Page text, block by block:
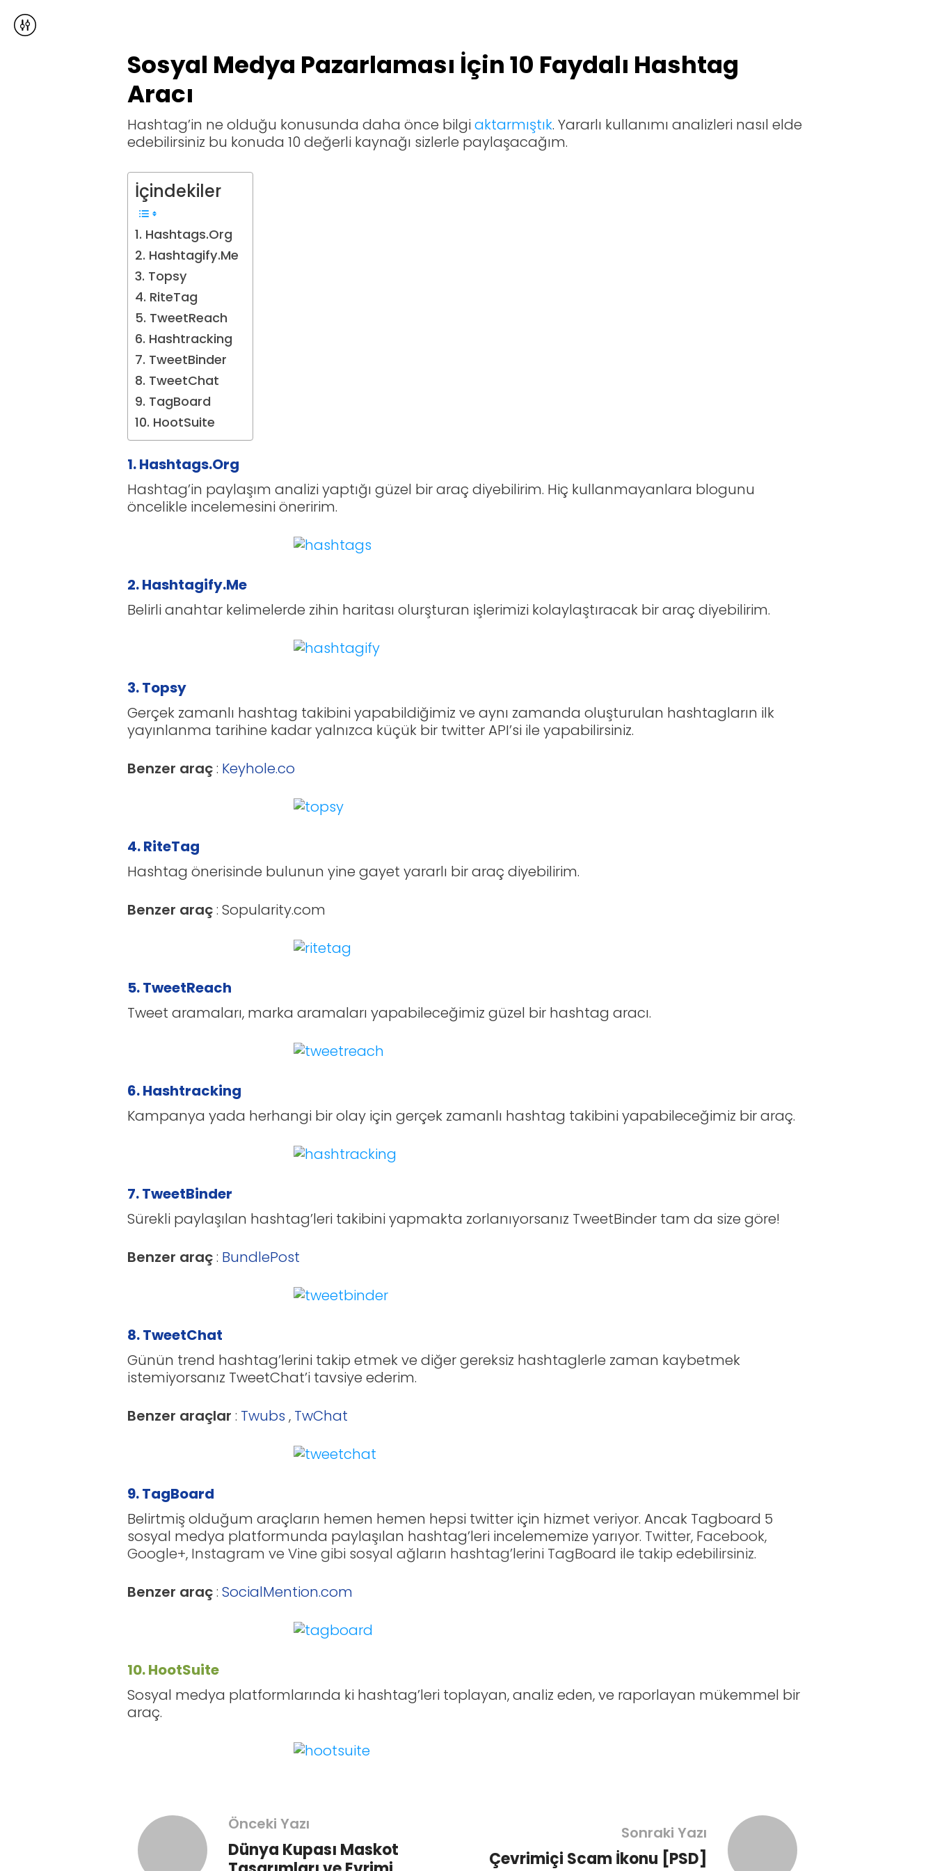
Sosyal Medya Pazarlaması İçin 10 Faydalı Hashtag
Aracı
Hashtag’in ne olduğu konusunda daha önce bilgi aktarmıştık. Yararlı kullanımı analizleri nasıl elde
edebilirsiniz bu konuda 10 değerli kaynağı sizlerle paylaşacağım.
İçindekiler
1. Hashtags.Org
2. Hashtagify.Me
3. Topsy
4. RiteTag
5. TweetReach
6. Hashtracking
7. TweetBinder
8. TweetChat
9. TagBoard
10. HootSuite
1. Hashtags.Org
Hashtag’in paylaşım analizi yaptığı güzel bir araç diyebilirim. Hiç kullanmayanlara blogunu
öncelikle incelemesini öneririm.
2. Hashtagify.Me
Belirli anahtar kelimelerde zihin haritası olurşturan işlerimizi kolaylaştıracak bir araç diyebilirim.
3. Topsy
Gerçek zamanlı hashtag takibini yapabildiğimiz ve aynı zamanda oluşturulan hashtagların ilk
yayınlanma tarihine kadar yalnızca küçük bir twitter API’si ile yapabilirsiniz.
Benzer araç: Keyhole.co
4. RiteTag
Hashtag önerisinde bulunun yine gayet yararlı bir araç diyebilirim.
Benzer araç: Sopularity.com
5. TweetReach
Tweet aramaları, marka aramaları yapabileceğimiz güzel bir hashtag aracı.
6. Hashtracking
Kampanya yada herhangi bir olay için gerçek zamanlı hashtag takibini yapabileceğimiz bir araç.
7. TweetBinder
Sürekli paylaşılan hashtag’leri takibini yapmakta zorlanıyorsanız TweetBinder tam da size göre!
Benzer araç: BundlePost
8. TweetChat
Günün trend hashtag’lerini takip etmek ve diğer gereksiz hashtaglerle zaman kaybetmek
istemiyorsanız TweetChat’i tavsiye ederim.
Benzer araçlar : Twubs , TwChat
9. TagBoard
Belirtmiş olduğum araçların hemen hemen hepsi twitter için hizmet veriyor. Ancak Tagboard 5
sosyal medya platformunda paylaşılan hashtag’leri incelememize yarıyor. Twitter, Facebook,
Google+, Instagram ve Vine gibi sosyal ağların hashtag’lerini TagBoard ile takip edebilirsiniz.
Benzer araç: SocialMention.com
10. HootSuite
Sosyal medya platformlarında ki hashtag’leri toplayan, analiz eden, ve raporlayan mükemmel bir
araç.
Önceki Yazı
Dünya Kupası Maskot
Sonraki Yazı
Çevrimiçi Scam İkonu [PSD]